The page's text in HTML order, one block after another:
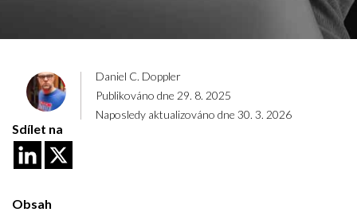
Daniel C. Doppler
Publikováno dne 29. 8. 2025
Naposledy aktualizováno dne 30. 3. 2026
Sdílet na
Obsah